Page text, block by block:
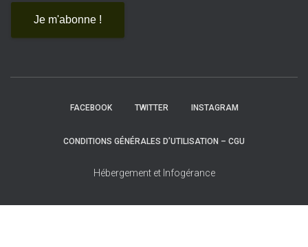
FACEBOOK TWITTER INSTAGRAM
CONDITIONS GÉNÉRALES D’UTILISATION – CGU
Hébergement et Infogérance